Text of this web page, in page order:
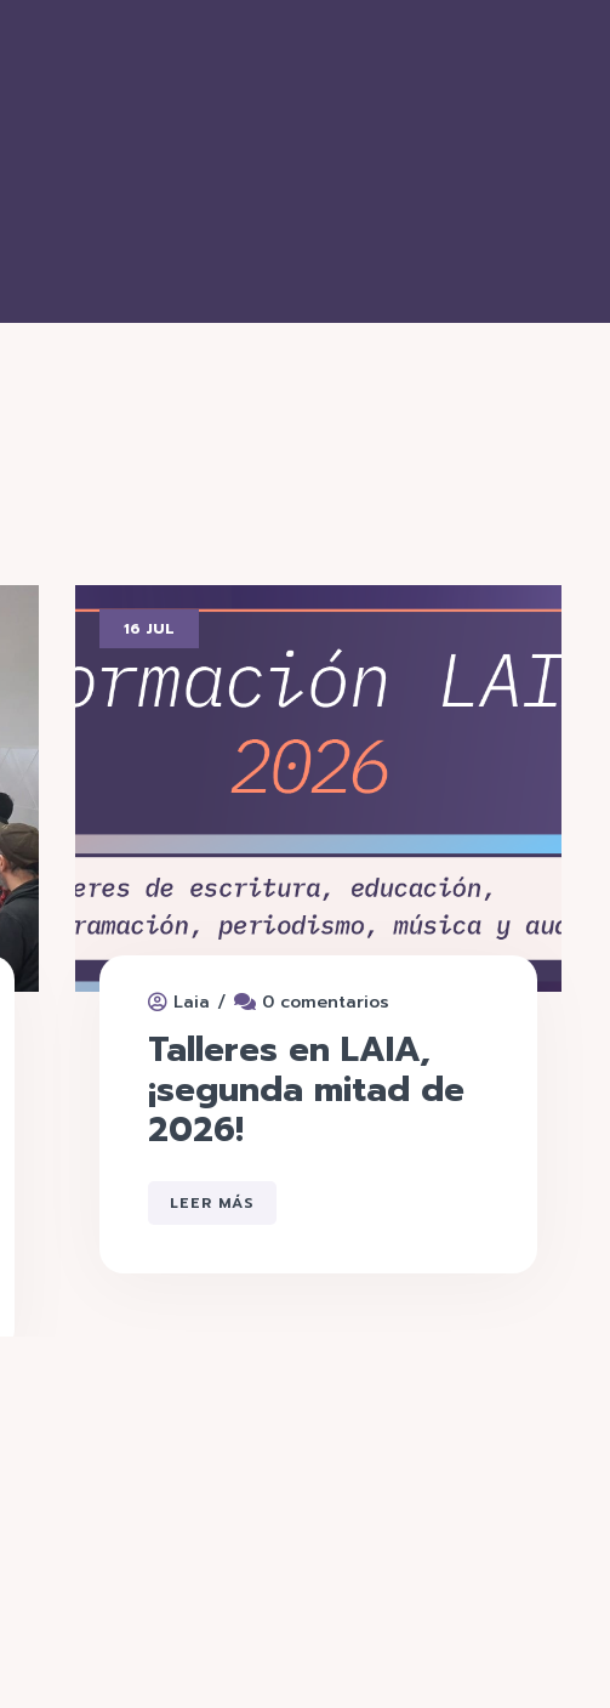
16 JUL
Laia / 0 comentarios
Talleres en LAIA,
¡segunda mitad de
2026!
LEER MÁS